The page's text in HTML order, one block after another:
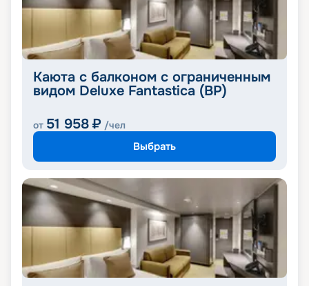
Каюта с балконом с ограниченным
видом Deluxe Fantastica (BP)
от 51 958 ₽ /чел
Выбрать